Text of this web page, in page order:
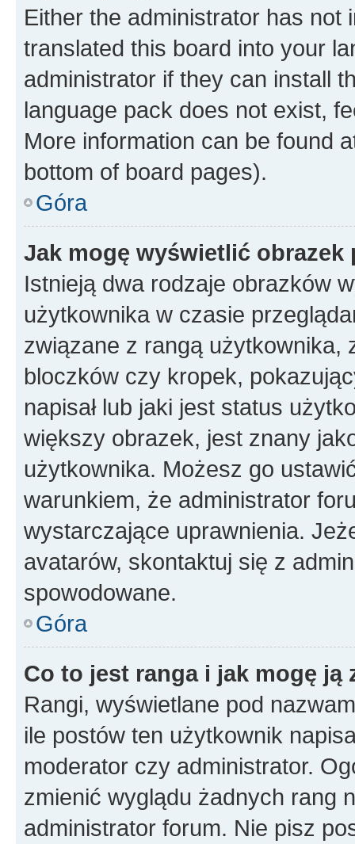
Either the administrator has not
translated this board into your
administrator if they can install
language pack does not exist,
More information can be found
bottom of board pages).
Góra
Jak mogę wyświetlić
Istnieją dwa rodzaje obrazków
użytkownika w czasie
związane z rangą użytkownika,
bloczków czy kropek,
napisał lub jaki jest status
większy obrazek, jest znany
użytkownika. Możesz go
warunkiem, że administrator
wystarczające uprawnienia.
avatarów, skontaktuj się z
spowodowane.
Góra
Co to jest ranga i jak mogę ją
Rangi, wyświetlane pod
ile postów ten użytkownik
moderator czy administrator.
zmienić wyglądu żadnych rang
administrator forum. Nie pisz